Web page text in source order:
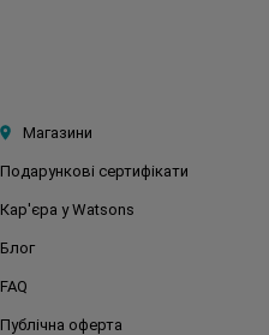
Магазини
Подарункові сертифікати
Кар'єра у Watsons
Блог
FAQ
Публічна оферта